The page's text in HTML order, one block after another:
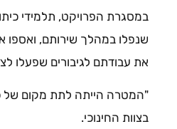
במסגרת הפרויקט, תלמידי
שנפלו במהלך שירותם, ואספו
את עבודתם לגיבורים שפעלו
"המטרה הייתה לתת מקום של
בצוות החינוכי.